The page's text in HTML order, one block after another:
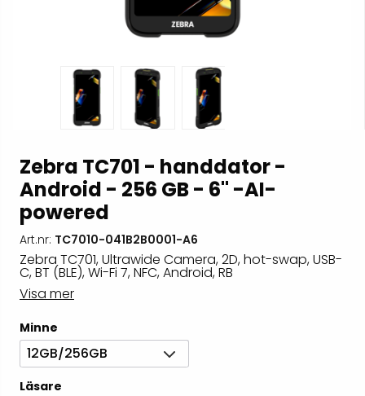
Zebra TC701 - handdator -
Android - 256 GB - 6" -AI-
powered
Art.nr: TC7010-041B2B0001-A6
Zebra TC701, Ultrawide Camera, 2D, hot-swap, USB-
C, BT (BLE), Wi-Fi 7, NFC, Android, RB
Visa mer
Minne
12GB/256GB
Läsare